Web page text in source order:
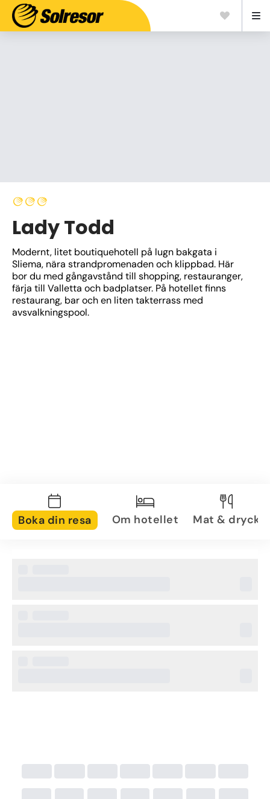
Lady Todd
Modernt, litet boutiquehotell på lugn bakgata i
Sliema, nära strandpromenaden och klippbad. Här
bor du med gångavstånd till shopping, restauranger,
färja till Valletta och badplatser. På hotellet finns
restaurang, bar och en liten takterrass med
avsvalkningspool.
Boka din resa Om hotellet Mat & dryck